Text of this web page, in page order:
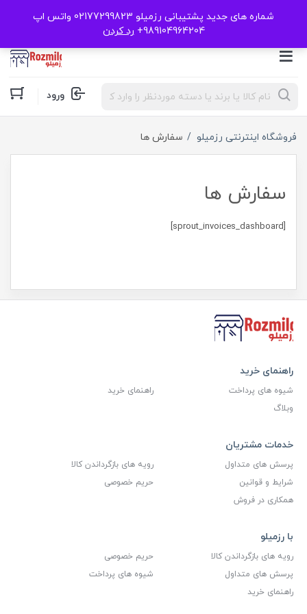
شماره های جدید پشتیبانی رزمیلو 02177299823 واتس اپ
989104964204+
رد کردن
Products
search ورود
فروشگاه اینترنتی رزمیلو سفارش ها
سفارش ها
[sprout_invoices_dashboard]
راهنمای خرید
شیوه های پرداخت
راهنمای خرید
وبلاگ
خدمات مشتریان
پرسش های متداول
رویه های بازگرداندن کالا
شرایط و قوانین
حریم خصوصی
همکاری در فروش
با رزمیلو
رویه های بازگرداندن کالا
حریم خصوصی
پرسش های متداول
شیوه های پرداخت
راهنمای خرید